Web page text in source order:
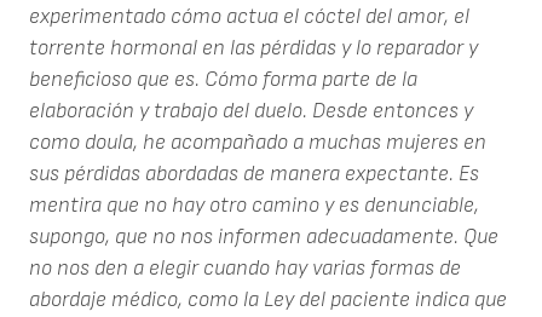
experimentado cómo actua el cóctel del amor, el
torrente hormonal en las pérdidas y lo reparador y
beneficioso que es. Cómo forma parte de la
elaboración y trabajo del duelo. Desde entonces y
como doula, he acompañado a muchas mujeres en
sus pérdidas abordadas de manera expectante. Es
mentira que no hay otro camino y es denunciable,
supongo, que no nos informen adecuadamente. Que
no nos den a elegir cuando hay varias formas de
abordaje médico, como la Ley del paciente indica que